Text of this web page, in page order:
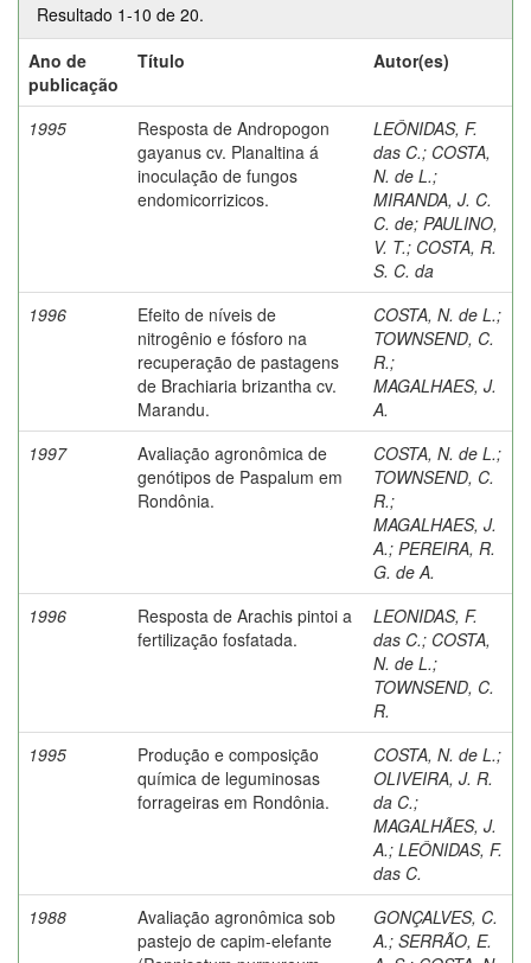
Resultado 1-10 de 20.
Ano de
publicação
Título Autor(es)
1995
Resposta de Andropogon
gayanus cv. Planaltina á
inoculação de fungos
endomicorrizicos.
LEÔNIDAS, F.
das C.; COSTA,
N. de L.;
MIRANDA, J. C.
C. de; PAULINO,
V. T.; COSTA, R.
S. C. da
1996
Efeito de níveis de
nitrogênio e fósforo na
recuperação de pastagens
de Brachiaria brizantha cv.
Marandu.
COSTA, N. de L.;
TOWNSEND, C.
R.;
MAGALHAES, J.
A.
1997
Avaliação agronômica de
genótipos de Paspalum em
Rondônia.
COSTA, N. de L.;
TOWNSEND, C.
R.;
MAGALHAES, J.
A.; PEREIRA, R.
G. de A.
1996
Resposta de Arachis pintoi a
fertilização fosfatada.
LEONIDAS, F.
das C.; COSTA,
N. de L.;
TOWNSEND, C.
R.
1995
Produção e composição
química de leguminosas
forrageiras em Rondônia.
COSTA, N. de L.;
OLIVEIRA, J. R.
da C.;
MAGALHÃES, J.
A.; LEÔNIDAS, F.
das C.
1988
Avaliação agronômica sob
pastejo de capim-elefante
GONÇALVES, C.
A.; SERRÃO, E.